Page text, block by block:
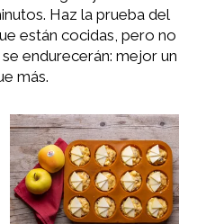
Haz la prueba del
están cocidas, pero no
endurecerán: mejor un
más.